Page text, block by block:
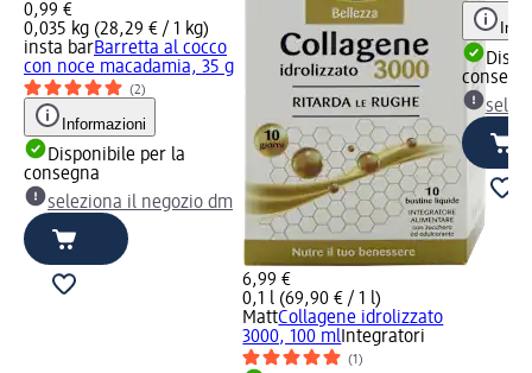
0,99 €
0,035 kg (28,29 € / 1 kg)
insta barBarretta al cocco
con noce macadamia, 35 g
(2)
Informazioni
Disponibile per la
consegna
seleziona il negozio dm
6,99 €
0,1 l (69,90 € / 1 l)
MattCollagene idrolizzato
3000, 100 mlIntegratori
(1)